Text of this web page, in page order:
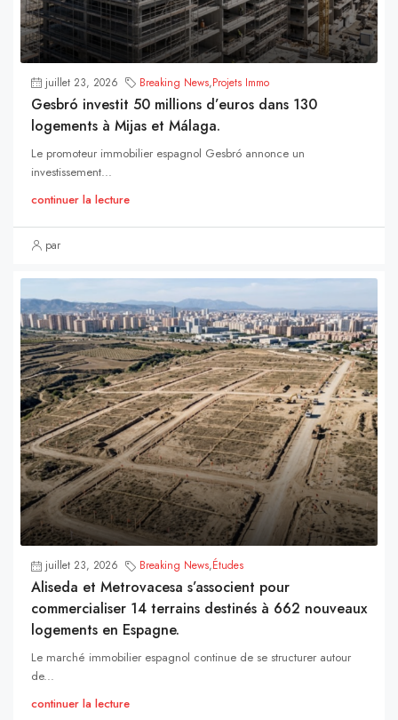
juillet 23, 2026 Breaking News,Projets Immo
Gesbró investit 50 millions d’euros dans 130
logements à Mijas et Málaga.
Le promoteur immobilier espagnol Gesbró annonce un
investissement...
continuer la lecture
par
juillet 23, 2026 Breaking News,Études
Aliseda et Metrovacesa s’associent pour
commercialiser 14 terrains destinés à 662 nouveaux
logements en Espagne.
Le marché immobilier espagnol continue de se structurer autour
de...
continuer la lecture